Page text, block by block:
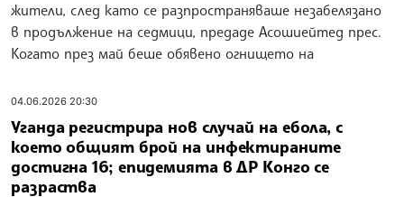
жители, след като се разпространяваше незабелязано
в продължение на седмици, предаде Асошиейтед прес.
Когато през май беше обявено огнището на
04.06.2026 20:30
Уганда регистрира нов случай на ебола, с
което общият брой на инфектираните
достигна 16; епидемията в ДР Конго се
разраства